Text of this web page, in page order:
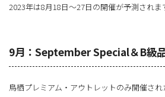
2023年は8月18日～27日の開催が予測されま
9月：September Special＆B級
鳥栖プレミアム・アウトレットのみ開催され